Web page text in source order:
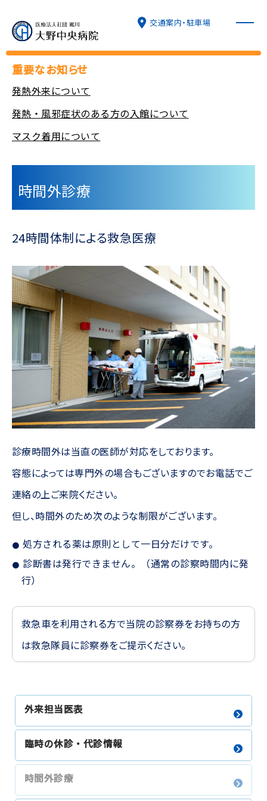
交通案内・駐車場
外来診療
診療科
採用情報
医療連携
重要なお知らせ
発熱外来について
発熱・風邪症状のある方の入館について
マスク着用について
時間外診療
24時間体制による救急医療
診療時間外は当直の医師が対応をしております。
容態によっては専門外の場合もございますのでお電話でご
連絡の上ご来院ください。
但し、時間外のため次のような制限がございます。
処方される薬は原則として一日分だけです。
診断書は発行できません。（通常の診察時間内に発
行）
救急車を利用される方で当院の診察券をお持ちの方
は救急隊員に診察券をご提示ください。
外来担当医表
臨時の休診・代診情報
時間外診療